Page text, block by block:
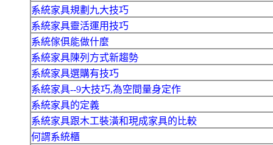
系統家具規劃九大技巧
系統家具靈活運用技巧
系統傢俱能做什麼
系統家具陳列方式新趨勢
系統家具選購有技巧
系統家具--9大技巧,為空間量身定作
系統家具的定義
系統家具跟木工裝潢和現成家具的比較
何謂系統櫃